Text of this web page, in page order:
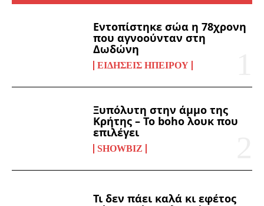
Εντοπίστηκε σώα η 78χρονη
που αγνοούνταν στη
Δωδώνη
ΕΙΔΉΣΕΙΣ ΗΠΕΊΡΟΥ
Ξυπόλυτη στην άμμο της
Κρήτης – Το boho λουκ που
επιλέγει
SHOWBIZ
Τι δεν πάει καλά κι εφέτος